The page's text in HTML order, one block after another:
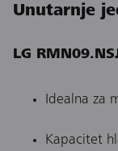
Unutarnje
LG
Idealna za
Kapacitet